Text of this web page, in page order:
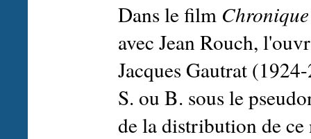
Dans le film
avec Jean Rouch,
Jacques Gautrat
S. ou B. sous le
de la distribution de